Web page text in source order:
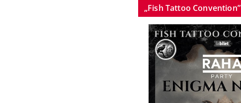
„Fish Tattoo Convention”